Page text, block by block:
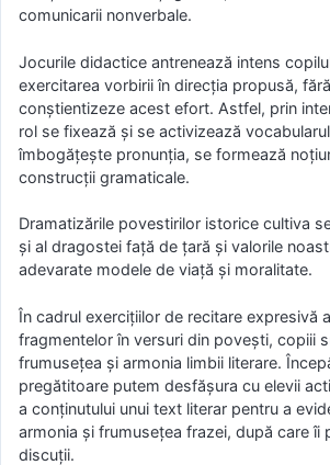
comunicarii nonverbale.
Jocurile didactice antrenează intens
exercitarea vorbirii în direcția propusă,
conștientizeze acest efort. Astfel, prin
rol se fixează și se activizează
îmbogățește pronunția, se formează
construcții gramaticale.
Dramatizările povestirilor istorice cultiva
şi al dragostei faţă de ţară şi valorile
adevarate modele de viaţă şi moralitate.
În cadrul exercițiilor de recitare expresivă
fragmentelor în versuri din povești, copiii
frumusețea și armonia limbii literare.
pregătitoare putem desfășura cu elevii
a conținutului unui text literar pentru a
armonia și frumusețea frazei, după care îi
discuții.